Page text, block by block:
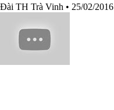
Đài TH Trà Vinh • 25/02/2016